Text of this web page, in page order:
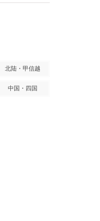
北陆・甲信越
中国・四国